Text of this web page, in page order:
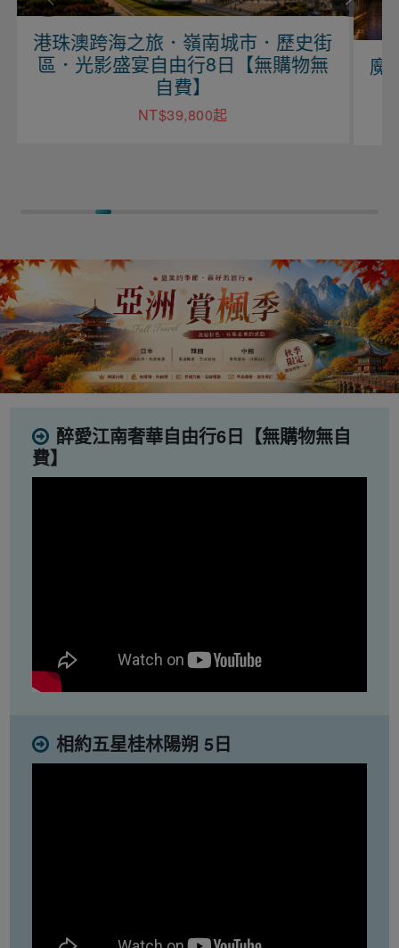
珠澳跨海之旅．嶺南城市．歷史街
．光影盛宴自由行8日【無購物無
自費】
NT$39,800起
魔力
醉愛江南奢華自由行6日【無購物無自
費】
相約五星桂林陽朔 5日